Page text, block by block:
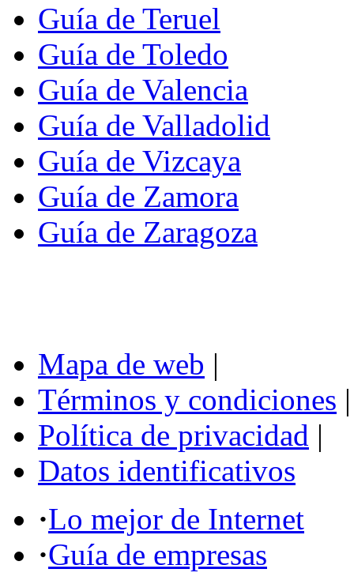
Guía de Teruel
Guía de Toledo
Guía de Valencia
Guía de Valladolid
Guía de Vizcaya
Guía de Zamora
Guía de Zaragoza
Mapa de web |
Términos y condiciones |
Política de privacidad |
Datos identificativos
·Lo mejor de Internet
·Guía de empresas